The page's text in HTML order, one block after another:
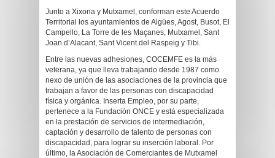
Junto a Xixona y Mutxamel, conforman este Acuerdo
Territorial los ayuntamientos de Aigües, Agost, Busot, El
Campello, La Torre de les Maçanes, Mutxamel, Sant
Joan d’Alacant, Sant Vicent del Raspeig y Tibi.
Entre las nuevas adhesiones, COCEMFE es la más
veterana, ya que lleva trabajando desde 1987 como
nexo de unión de las asociaciones de la provincia que
trabajan a favor de las personas con discapacidad
física y orgánica. Inserta Empleo, por su parte,
pertenece a la Fundación ONCE y está especializada
en la prestación de servicios de intermediación,
captación y desarrollo de talento de personas con
discapacidad, para lograr su inserción laboral. Por
último, la Asociación de Comerciantes de Mutxamel